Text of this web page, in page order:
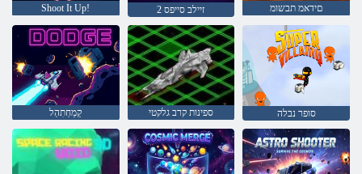
Shoot It Up! 2 זיילב סייפס םידאמ תבשומ
קֵמַחְתִהְל ספינות קרב גלקטי סופר נבלה